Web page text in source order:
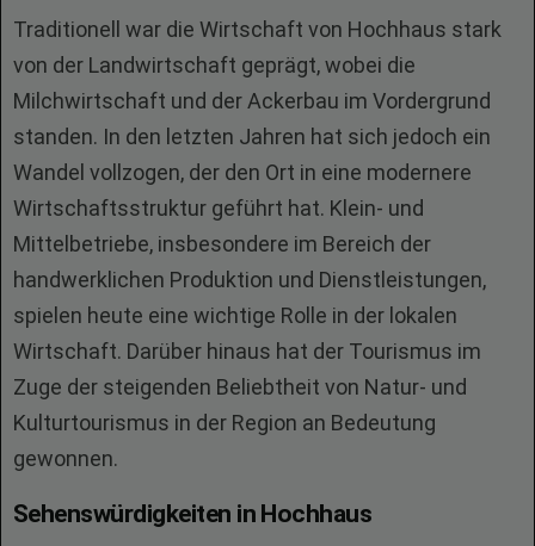
Traditionell war die Wirtschaft von Hochhaus stark
von der Landwirtschaft geprägt, wobei die
Milchwirtschaft und der Ackerbau im Vordergrund
standen. In den letzten Jahren hat sich jedoch ein
Wandel vollzogen, der den Ort in eine modernere
Wirtschaftsstruktur geführt hat. Klein- und
Mittelbetriebe, insbesondere im Bereich der
handwerklichen Produktion und Dienstleistungen,
spielen heute eine wichtige Rolle in der lokalen
Wirtschaft. Darüber hinaus hat der Tourismus im
Zuge der steigenden Beliebtheit von Natur- und
Kulturtourismus in der Region an Bedeutung
gewonnen.
Sehenswürdigkeiten in Hochhaus